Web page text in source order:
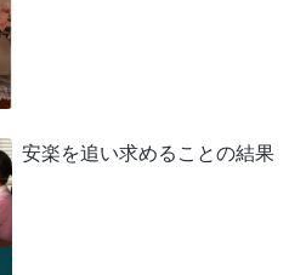
安楽を追い求めることの結果